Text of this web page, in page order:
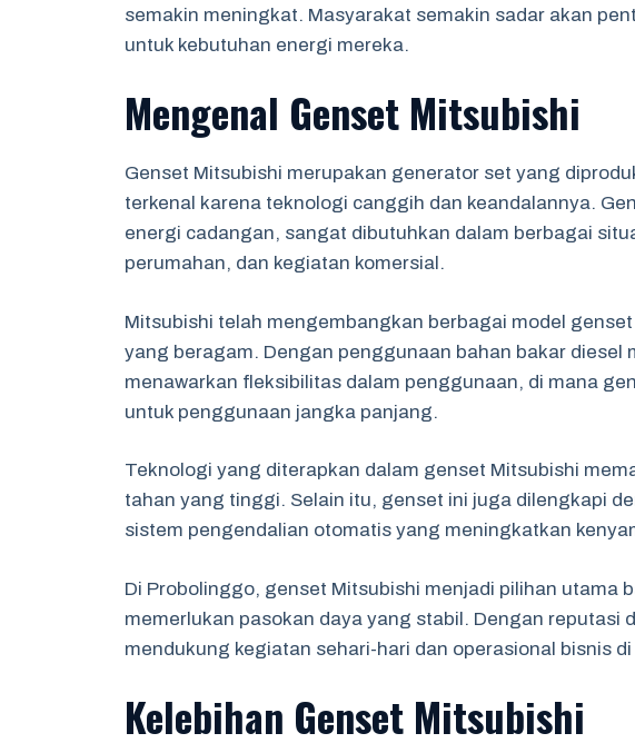
semakin meningkat. Masyarakat semakin sadar akan
untuk kebutuhan energi mereka.
Mengenal Genset Mitsubishi
Genset Mitsubishi merupakan generator set yang
terkenal karena teknologi canggih dan keandalannya.
energi cadangan, sangat dibutuhkan dalam berbagai
perumahan, dan kegiatan komersial.
Mitsubishi telah mengembangkan berbagai model
yang beragam. Dengan penggunaan bahan bakar diesel
menawarkan fleksibilitas dalam penggunaan, di mana
untuk penggunaan jangka panjang.
Teknologi yang diterapkan dalam genset Mitsubishi
tahan yang tinggi. Selain itu, genset ini juga dilengkapi
sistem pengendalian otomatis yang meningkatkan
Di Probolinggo, genset Mitsubishi menjadi pilihan utama
memerlukan pasokan daya yang stabil. Dengan reputasi
mendukung kegiatan sehari-hari dan operasional bisnis
Kelebihan Genset Mitsubishi